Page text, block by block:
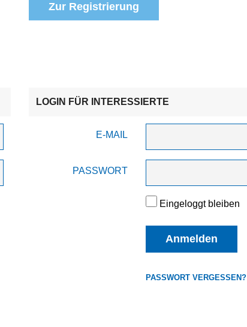
Zur Registrierung
LOGIN FÜR INTERESSIERTE
E-MAIL
PASSWORT
Eingeloggt bleiben
Anmelden
PASSWORT VERGESSEN?